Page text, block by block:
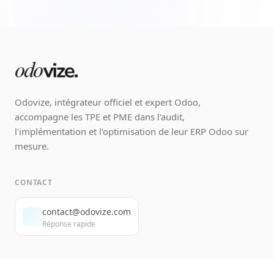
Odovize, intégrateur officiel et expert Odoo,
accompagne les TPE et PME dans l'audit,
l'implémentation et l'optimisation de leur ERP Odoo sur
mesure.
CONTACT
contact@odovize.com
Réponse rapide